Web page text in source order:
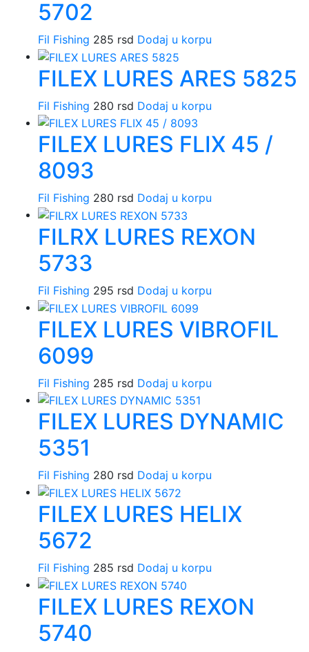
5702
Fil Fishing 285 rsd Dodaj u korpu
FILEX LURES ARES 5825
Fil Fishing 280 rsd Dodaj u korpu
FILEX LURES FLIX 45 /
8093
Fil Fishing 280 rsd Dodaj u korpu
FILRX LURES REXON
5733
Fil Fishing 295 rsd Dodaj u korpu
FILEX LURES VIBROFIL
6099
Fil Fishing 285 rsd Dodaj u korpu
FILEX LURES DYNAMIC
5351
Fil Fishing 280 rsd Dodaj u korpu
FILEX LURES HELIX
5672
Fil Fishing 285 rsd Dodaj u korpu
FILEX LURES REXON
5740